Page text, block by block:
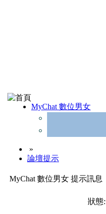
MyChat 數位男女
»
論壇提示
MyChat 數位男女 提示訊息
狀態